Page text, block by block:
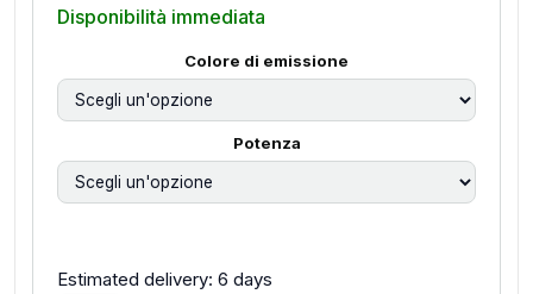
Disponibilità immediata
Colore di emissione
Potenza
Estimated delivery: 6 days